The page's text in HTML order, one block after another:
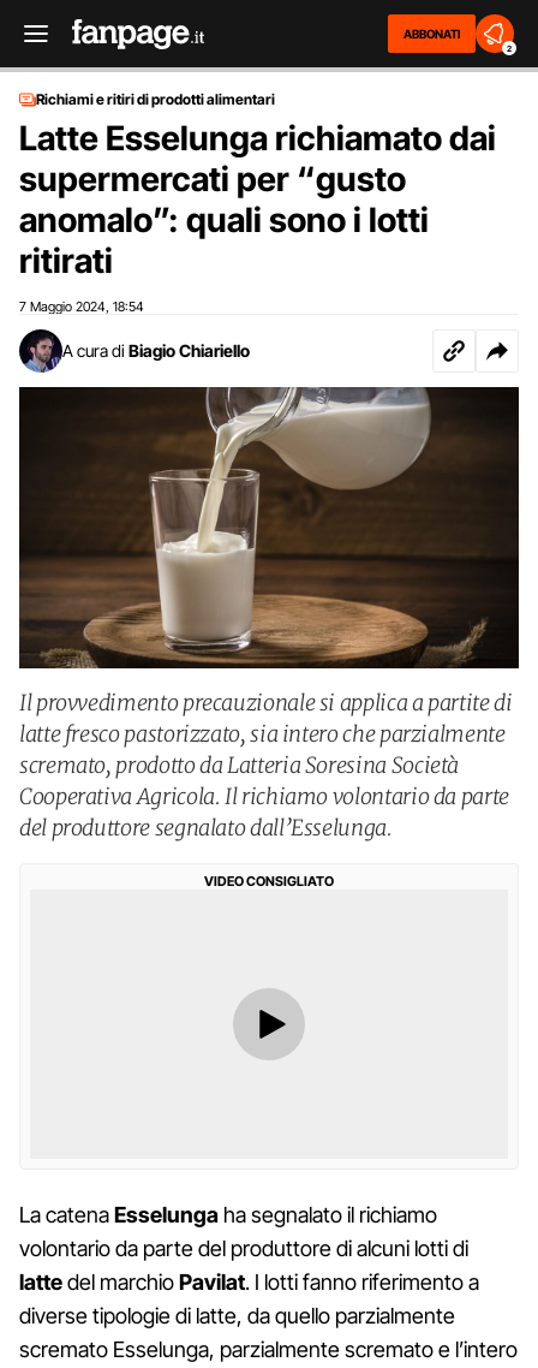
ABBONATI
2
Richiami e ritiri di prodotti alimentari
Latte Esselunga richiamato dai
supermercati per “gusto
anomalo”: quali sono i lotti
ritirati
7 Maggio 2024 18:54
A cura di Biagio Chiariello
Il provvedimento precauzionale si applica a partite di
latte fresco pastorizzato, sia intero che parzialmente
scremato, prodotto da Latteria Soresina Società
Cooperativa Agricola. Il richiamo volontario da parte
del produttore segnalato dall’Esselunga.
VIDEO CONSIGLIATO
La catenaEsselunga ha segnalato il richiamo
volontario da parte del produttore di alcuni lotti di
lattedel marchioPavilat. I lotti fanno riferimento a
diverse tipologie di latte, da quello parzialmente
scremato Esselunga, parzialmente scremato e l’intero